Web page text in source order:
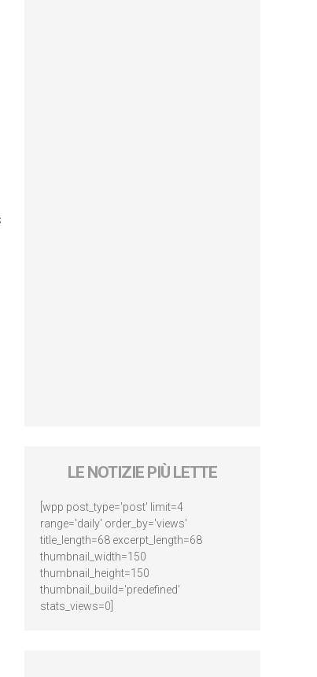
LE NOTIZIE PIÙ LETTE
[wpp post_type='post' limit=4
range='daily' order_by='views'
title_length=68 excerpt_length=68
thumbnail_width=150
thumbnail_height=150
thumbnail_build='predefined'
stats_views=0]